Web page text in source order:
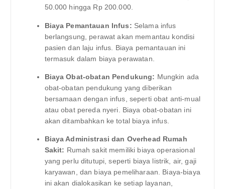
50.000 hingga Rp 200.000.
Biaya Pemantauan Infus: Selama infus
berlangsung, perawat akan memantau kondisi
pasien dan laju infus. Biaya pemantauan ini
termasuk dalam biaya perawatan.
Biaya Obat-obatan Pendukung: Mungkin ada
obat-obatan pendukung yang diberikan
bersamaan dengan infus, seperti obat anti-mual
atau obat pereda nyeri. Biaya obat-obatan ini
akan ditambahkan ke total biaya infus.
Biaya Administrasi dan Overhead Rumah
Sakit: Rumah sakit memiliki biaya operasional
yang perlu ditutupi, seperti biaya listrik, air, gaji
karyawan, dan biaya pemeliharaan. Biaya-biaya
ini akan dialokasikan ke setiap layanan,